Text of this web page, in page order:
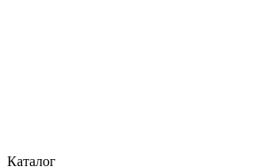
Каталог